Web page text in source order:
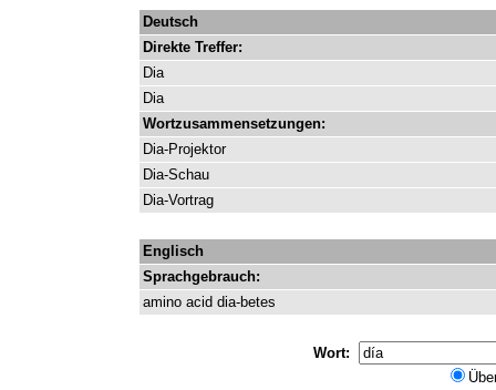
Deutsch
Direkte Treffer:
Dia
Dia
Wortzusammensetzungen:
Dia-Projektor
Dia-Schau
Dia-Vortrag
Englisch
Sprachgebrauch:
amino acid dia-betes
Wort: